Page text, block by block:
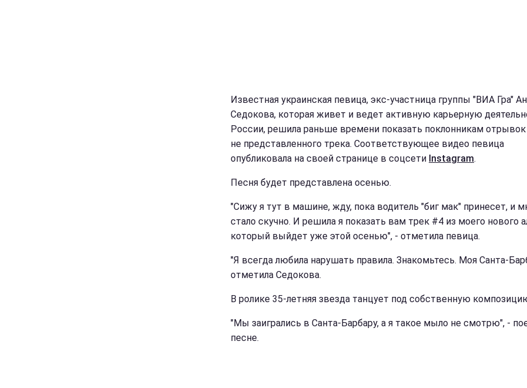
Известная украинская певица, экс-участница группы "ВИА Гра"
Седокова, которая живет и ведет активную карьерную
России, решила раньше времени показать поклонникам
не представленного трека. Соответствующее видео певица
опубликовала на своей странице в соцсети Instagram.
Песня будет представлена осенью.
"Сижу я тут в машине, жду, пока водитель "биг мак" принесет, и
стало скучно. И решила я показать вам трек #4 из моего нового
который выйдет уже этой осенью", - отметила певица.
"Я всегда любила нарушать правила. Знакомьтесь. Моя Санта-
отметила Седокова.
В ролике 35-летняя звезда танцует под собственную
"Мы заигрались в Санта-Барбару, а я такое мыло не смотрю", -
песне.